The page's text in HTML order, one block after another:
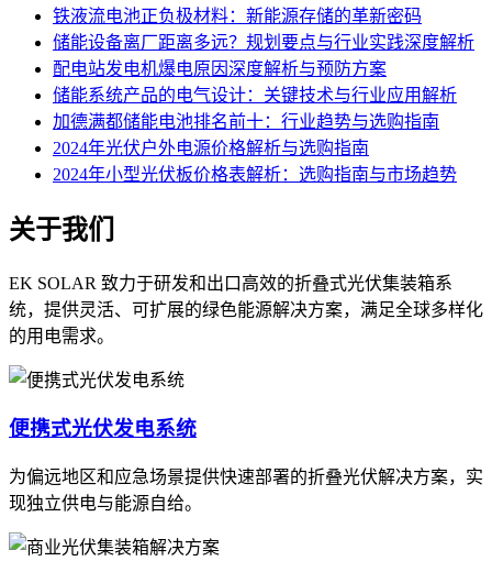
铁液流电池正负极材料：新能源存储的革新密码
储能设备离厂距离多远？规划要点与行业实践深度解析
配电站发电机爆电原因深度解析与预防方案
储能系统产品的电气设计：关键技术与行业应用解析
加德满都储能电池排名前十：行业趋势与选购指南
2024年光伏户外电源价格解析与选购指南
2024年小型光伏板价格表解析：选购指南与市场趋势
关于我们
EK SOLAR 致力于研发和出口高效的折叠式光伏集装箱系
统，提供灵活、可扩展的绿色能源解决方案，满足全球多样化
的用电需求。
便携式光伏发电系统
为偏远地区和应急场景提供快速部署的折叠光伏解决方案，实
现独立供电与能源自给。